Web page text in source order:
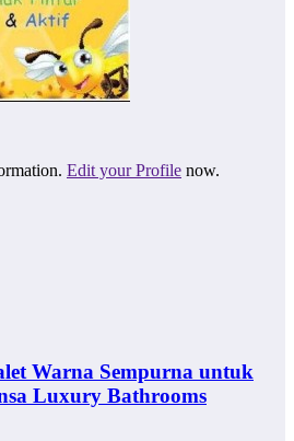
Edit your Profile now.
Warna Sempurna untuk
Luxury Bathrooms